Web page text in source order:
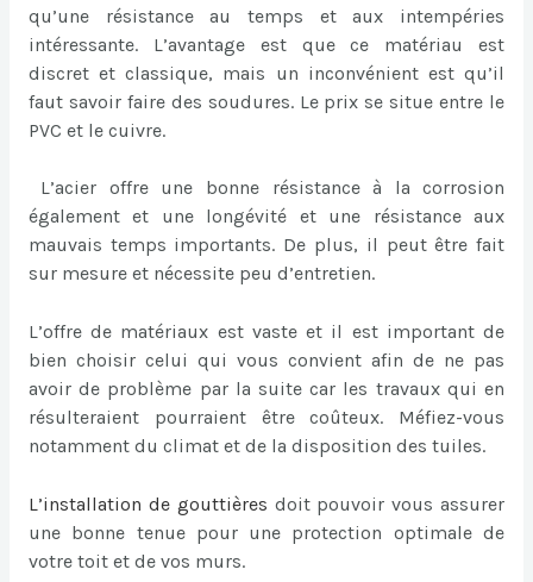
qu’une résistance au temps et aux intempéries
intéressante. L’avantage est que ce matériau est
discret et classique, mais un inconvénient est qu’il
faut savoir faire des soudures. Le prix se situe entre le
PVC et le cuivre.
L’acier offre une bonne résistance à la corrosion
également et une longévité et une résistance aux
mauvais temps importants. De plus, il peut être fait
sur mesure et nécessite peu d’entretien.
L’offre de matériaux est vaste et il est important de
bien choisir celui qui vous convient afin de ne pas
avoir de problème par la suite car les travaux qui en
résulteraient pourraient être coûteux. Méfiez-vous
notamment du climat et de la disposition des tuiles.
L’installation de gouttières doit pouvoir vous assurer
une bonne tenue pour une protection optimale de
votre toit et de vos murs.